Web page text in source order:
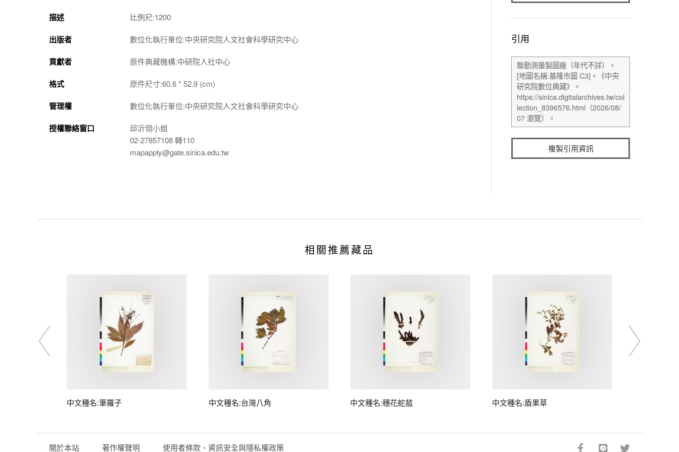
描述
比例尺:1200
出版者 數位化執行單位:中央研究院人文社會科學研究中心
貢獻者 原件典藏機構:中研院人社中心
格式 原件尺寸:60.6 * 52.9 (cm)
管理權 數位化執行單位:中央研究院人文社會科學研究中心
授權聯絡窗口
邱沂翎小姐
02-27857108 轉110
mapapply@gate.sinica.edu.tw
引用
複製引用資訊
相關推薦藏品
中文種名:筆羅子 中文種名:台灣八角 中文種名:穗花蛇菰 中文種名:盾果草
關於本站 著作權聲明 使用者條款、資訊安全與隱私權政策